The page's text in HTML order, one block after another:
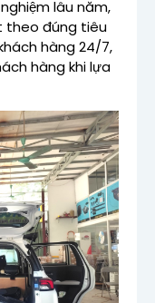
lâu năm,
theo đúng tiêu
hàng 24/7,
hàng khi lựa